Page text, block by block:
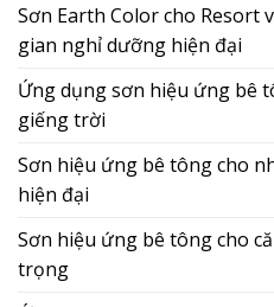
Sơn Earth Color cho
gian nghỉ dưỡng hiện đại
Ứng dụng sơn hiệu ứng bê
giếng trời
Sơn hiệu ứng bê tông cho
hiện đại
Sơn hiệu ứng bê tông cho
trọng